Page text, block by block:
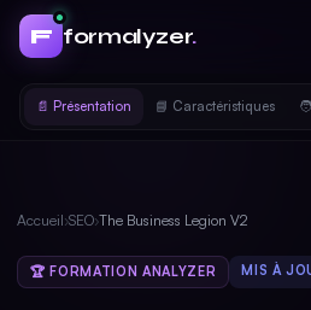
F formalyzer.
📄 Présentation 📘 Caractéristiques
Accueil›SEO›The Business Legion V2
🏆 FORMATION ANALYZER MIS À